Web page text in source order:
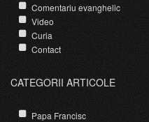
Comentariu evanghelic
Video
Curia
Contact
CATEGORII ARTICOLE
Papa Francisc